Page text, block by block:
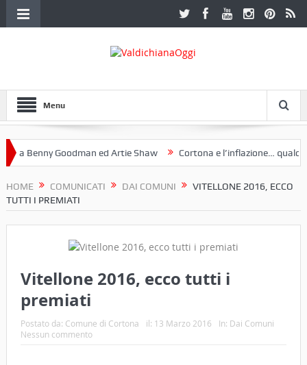
Menu
a Benny Goodman ed Artie Shaw Cortona e l’inflazione… qualche
HOME COMUNICATI DAI COMUNI
VITELLONE 2016, ECCO
TUTTI I PREMIATI
Vitellone 2016, ecco tutti i
premiati
Postato da: Comune di Cortona il: 13 Marzo 2016 In: Dai Comuni
Nessun commento